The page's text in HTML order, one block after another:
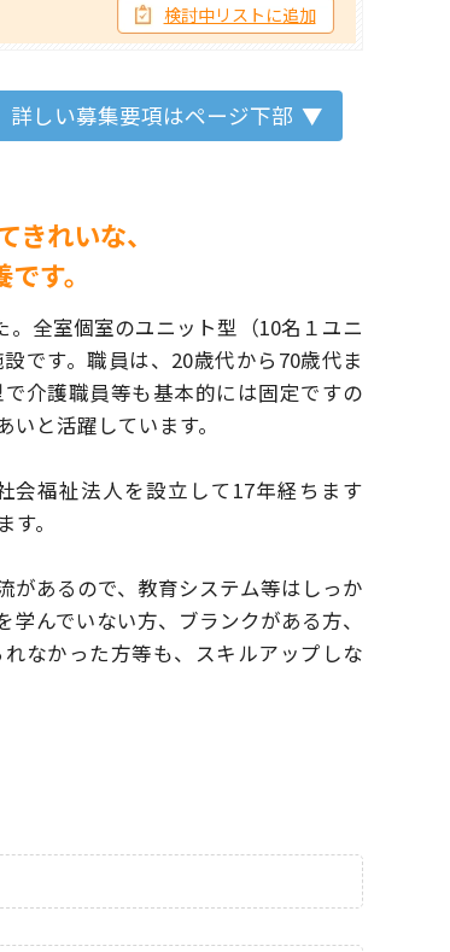
検討中リストに追加
詳しい募集要項はページ下部
れいな、
す。
。全室個室のユニット型 （10名１ユニ
です。 職員は、20歳代から70歳代ま
介護職員等も基本的には固定ですの
と活躍しています。
会福祉法人を設立して17年経ちます
。
あるので、 教育システム等はしっか
学んでいない方、ブランクがある方、
なかった方等も、
スキルアップしな